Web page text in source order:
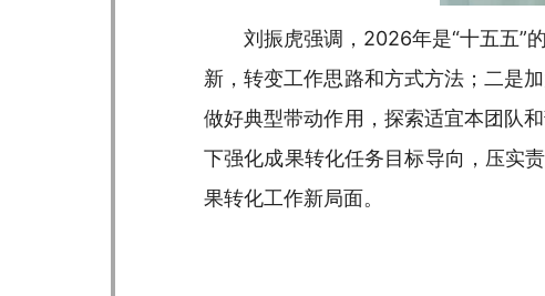
刘振虎强调，2026年是“十五五”
新，转变工作思路和方式方法；二是
做好典型带动作用，探索适宜本团队
下强化成果转化任务目标导向，压实
果转化工作新局面。